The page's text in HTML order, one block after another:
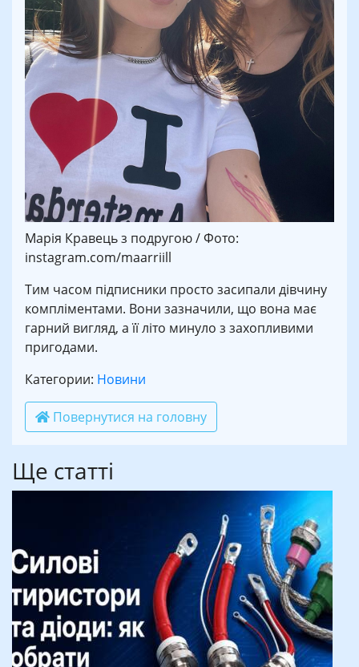
Марія Кравець з подругою / Фото:
instagram.com/maarriill
Тим часом підписники просто засипали дівчину
компліментами. Вони зазначили, що вона має
гарний вигляд, а її літо минуло з захопливими
пригодами.
Категории: Новини
Повернутися на головну
Ще статті